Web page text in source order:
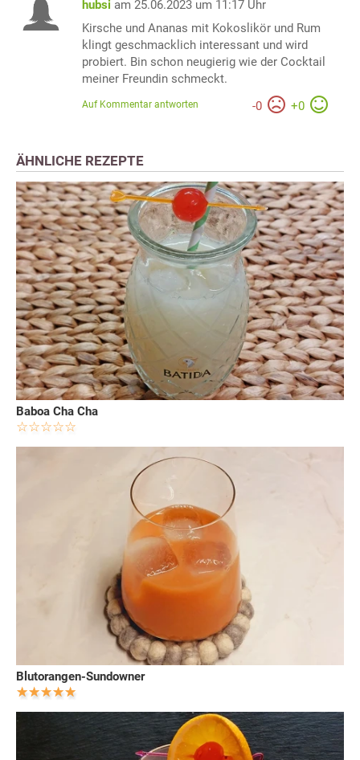
hubsi am 25.06.2023 um 11:17 Uhr
Kirsche und Ananas mit Kokoslikör und Rum
klingt geschmacklich interessant und wird
probiert. Bin schon neugierig wie der Cocktail
meiner Freundin schmeckt.
-0 +0
Auf Kommentar antworten
ÄHNLICHE REZEPTE
Baboa Cha Cha
Blutorangen-Sundowner